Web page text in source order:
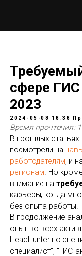
сфере ГИС
2023
2024-05-08 18:38
Время прочтения:
В прошлых статьях
посмотрели на
работодателям, и
регионам. Но
внимание на
карьеры, когда
без опыта работы.
В продолжение
опыт во всех
HeadHunter по
специалист", "ГИС-